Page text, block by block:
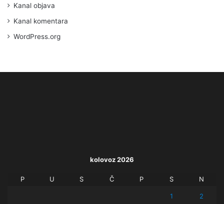
Kanal objava
Kanal komentara
WordPress.org
kolovoz 2026
P U S Č P S N
1 2